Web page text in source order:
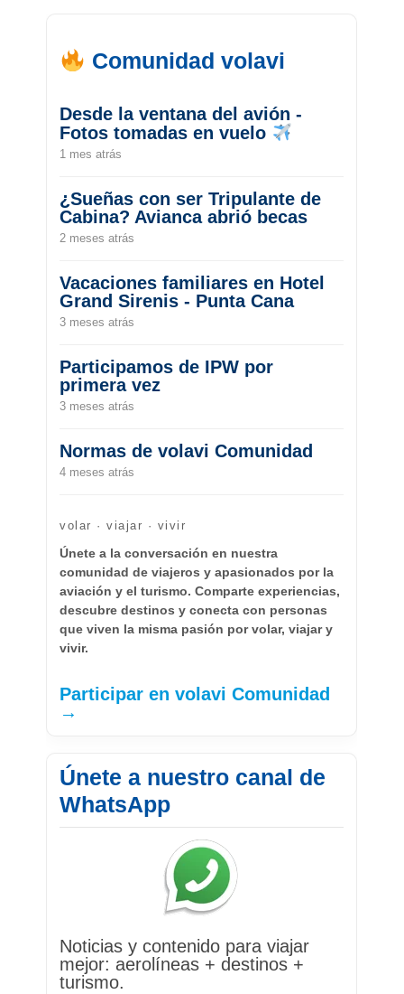
Comunidad volavi
Desde la ventana del avión -
Fotos tomadas en vuelo
1 mes atrás
¿Sueñas con ser Tripulante de
Cabina? Avianca abrió becas
2 meses atrás
Vacaciones familiares en Hotel
Grand Sirenis - Punta Cana
3 meses atrás
Participamos de IPW por
primera vez
3 meses atrás
Normas de volavi Comunidad
4 meses atrás
volar · viajar · vivir
Únete a la conversación en nuestra
comunidad de viajeros y apasionados por la
aviación y el turismo. Comparte experiencias,
descubre destinos y conecta con personas
que viven la misma pasión por volar, viajar y
vivir.
Participar en volavi Comunidad
→
Únete a nuestro canal de
WhatsApp
Noticias y contenido para viajar
mejor: aerolíneas + destinos +
turismo.